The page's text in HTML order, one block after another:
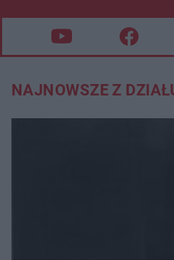
NAJNOWSZE Z